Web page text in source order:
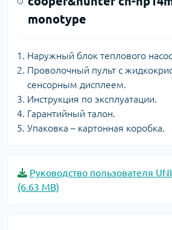
monotype
Наружный блок теплового
Проволочный пульт с
сенсорным дисплеем.
Инструкция по эксплуатации.
Гарантийный талон.
Упаковка – картонная коробка.
Руководство пользователя
(6.63 MB)